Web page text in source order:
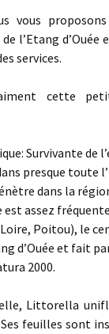
vous
l’Etang d’Ouée
services.
cette
Survivante de
presque toute
dans la
assez
Poitou), le
d’Ouée et fait
2000.
Littorella
feuilles sont